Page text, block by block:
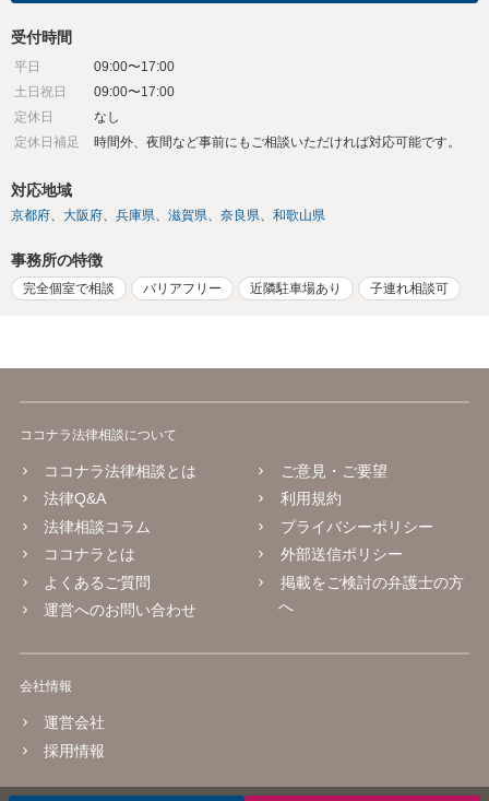
受付時間
平日
09:00〜17:00
土日祝日
09:00〜17:00
定休日
なし
定休日補足
時間外、夜間など事前にもご相談いただければ対応可能です。
対応地域
京都府 大阪府 兵庫県 滋賀県 奈良県 和歌山県
事務所の特徴
完全個室で相談 バリアフリー 近隣駐車場あり 子連れ相談可
ココナラ法律相談について
ココナラ法律相談とは
法律Q&A
法律相談コラム
ココナラとは
よくあるご質問
運営へのお問い合わせ
ご意見・ご要望
利用規約
プライバシーポリシー
外部送信ポリシー
掲載をご検討の弁護士の方
へ
会社情報
運営会社
採用情報